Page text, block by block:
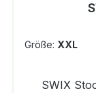
Größe: XXL
SWIX